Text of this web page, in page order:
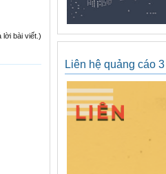
lời bài viết.)
Liên hệ quảng cáo 3